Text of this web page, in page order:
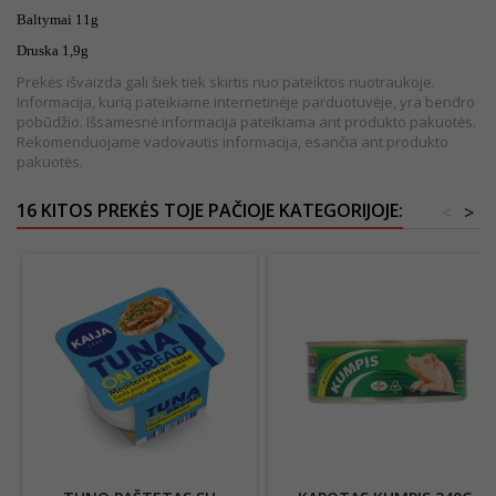
Baltymai 11g
Druska 1,9g
Prekės išvaizda gali šiek tiek skirtis nuo pateiktos nuotraukoje.
Informacija, kurią pateikiame internetinėje parduotuvėje, yra bendro
pobūdžio. Išsamesnė informacija pateikiama ant produkto pakuotės.
Rekomenduojame vadovautis informacija, esančia ant produkto
pakuotės.
16 KITOS PREKĖS TOJE PAČIOJE KATEGORIJOJE: >